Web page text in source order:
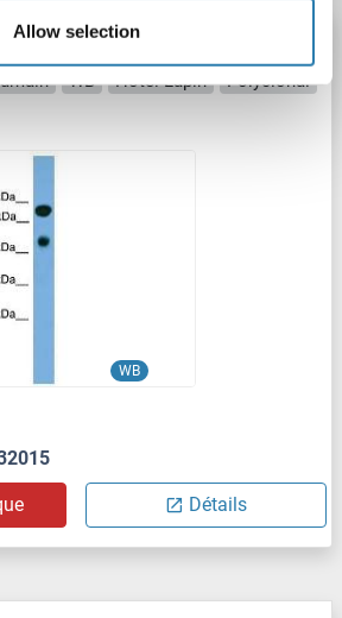
Allow selection
Term)
WB Hôte: Lapin
Polyclonal
WB
Détails